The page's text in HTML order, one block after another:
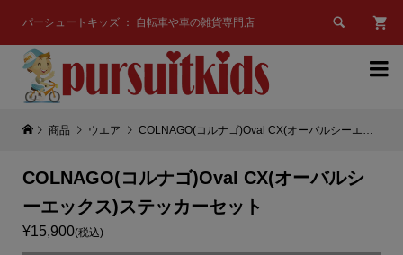
パーシュートキッズ ： 自転車や車の雑貨専門店 

商品 ウエア COLNAGO(コルナゴ)Oval CX(オーバルシーエックス)ステッカーセット
COLNAGO(コルナゴ)Oval CX(オーバルシ
ーエックス)ステッカーセット
¥15,900(税込)